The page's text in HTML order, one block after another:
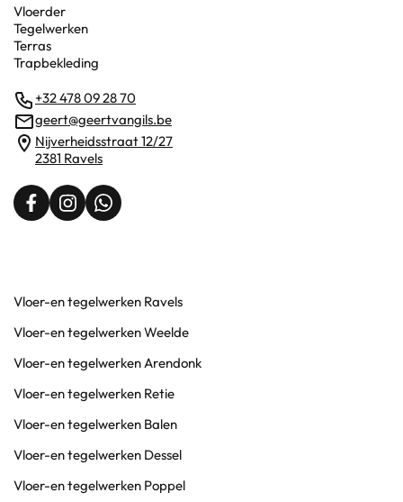
Vloerder
Tegelwerken
Terras
Trapbekleding
+32 478 09 28 70
geert@geertvangils.be
Nijverheidsstraat 12/27
2381 Ravels
Vloer-en tegelwerken Ravels
Vloer-en tegelwerken Weelde
Vloer-en tegelwerken Arendonk
Vloer-en tegelwerken Retie
Vloer-en tegelwerken Balen
Vloer-en tegelwerken Dessel
Vloer-en tegelwerken Poppel